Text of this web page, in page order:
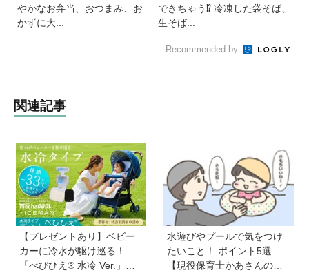
やかなお弁当、おつまみ、お
かずに大...
できちゃう⁉ 冷凍した袋そば、
生そば...
Recommended by
関連記事
【プレゼントあり】ベビー
カーに冷水が駆け巡る！
「べびひえ® 水冷 Ver.」で
水遊びやプールで気をつけ
たいこと！ ポイント5選
【現役保育士かあさんの子